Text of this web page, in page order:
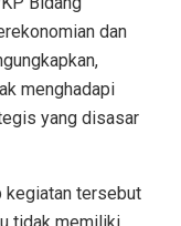
dan
menghadapi
yang disasar
kegiatan tersebut
tidak memiliki